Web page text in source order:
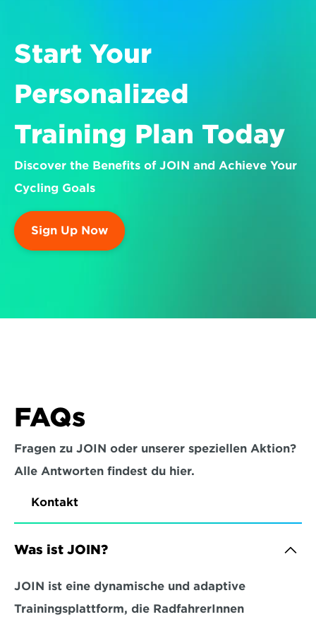
Start Your
Personalized
Training Plan Today
Discover the Benefits of JOIN and Achieve Your
Cycling Goals
Sign Up Now
FAQs
Fragen zu JOIN oder unserer speziellen Aktion?
Alle Antworten findest du hier.
Kontakt
Was ist JOIN?
JOIN ist eine dynamische und adaptive
Trainingsplattform, die RadfahrerInnen